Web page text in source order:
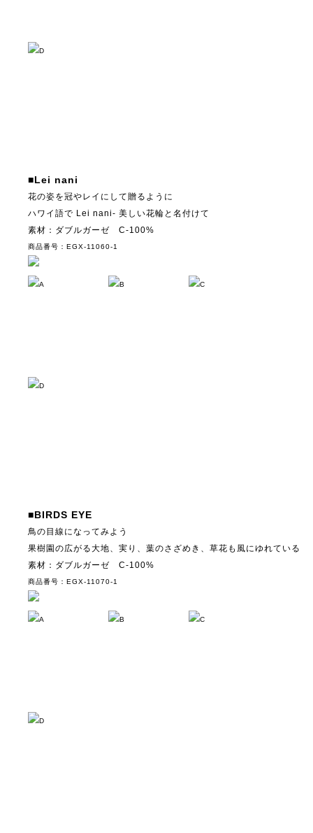
D
■Lei nani
花の姿を冠やレイにして贈るように
ハワイ語で Lei nani- 美しい花輪と名付けて
素材：ダブルガーゼ C-100%
商品番号：EGX-11060-1
A B C
D
■BIRDS EYE
鳥の目線になってみよう
果樹園の広がる大地、実り、葉のさざめき、草花も風にゆれている
素材：ダブルガーゼ C-100%
商品番号：EGX-11070-1
A B C
D